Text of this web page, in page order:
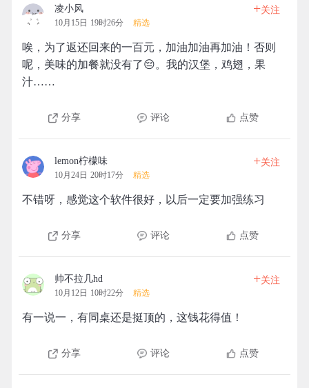
凌小风
10月15日 19时26分 精选
+关注
唉，为了返还回来的一百元，加油加油再加油！否则
呢，美味的加餐就没有了😔。我的汉堡，鸡翅，果
汁……
分享 评论 点赞
lemon柠檬味
10月24日 20时17分 精选
+关注
不错呀，感觉这个软件很好，以后一定要加强练习
分享 评论 点赞
帅不拉几hd
10月12日 10时22分 精选
+关注
有一说一，有同桌还是挺顶的，这钱花得值！
分享 评论 点赞